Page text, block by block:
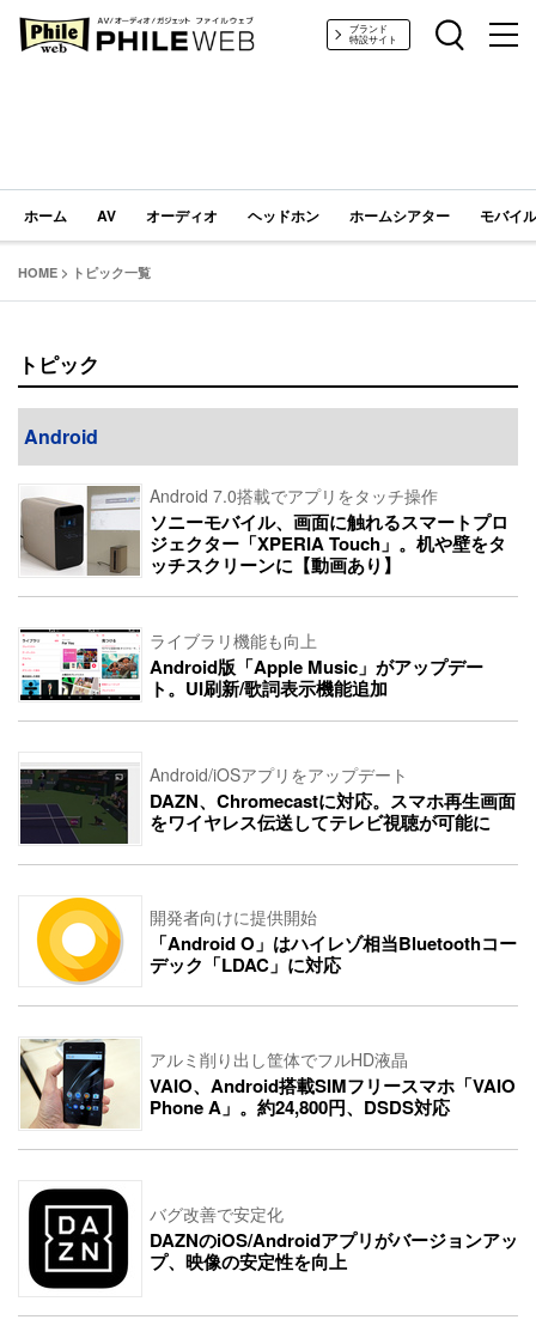
PHILE WEB｜AV/オーディオ/ガジェットブランド
特設サイト
ホーム AV オーディオ ヘッドホン ホームシアター モバイ
HOME > トピック一覧
トピック
Android
Android 7.0搭載でアプリをタッチ操作
ソニーモバイル、画面に触れるスマートプロ
ジェクター「XPERIA Touch」。机や壁をタ
ッチスクリーンに【動画あり】
ライブラリ機能も向上
Android版「Apple Music」がアップデー
ト。UI刷新/歌詞表示機能追加
Android/iOSアプリをアップデート
DAZN、Chromecastに対応。スマホ再生画面
をワイヤレス伝送してテレビ視聴が可能に
開発者向けに提供開始
「Android O」はハイレゾ相当Bluetoothコー
デック「LDAC」に対応
アルミ削り出し筐体でフルHD液晶
VAIO、Android搭載SIMフリースマホ「VAIO
Phone A」。約24,800円、DSDS対応
バグ改善で安定化
DAZNのiOS/Androidアプリがバージョンアッ
プ、映像の安定性を向上